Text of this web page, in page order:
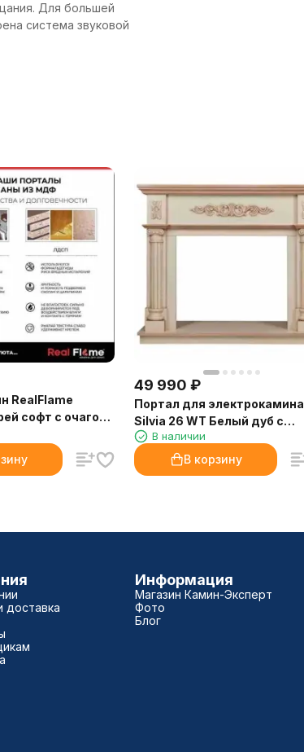
Для большей
система звуковой
RealFlame
софт с очагом
RC
49 990 ₽
Портал для электрокамина
Silvia 26 WT Белый дуб с
бежевой патиной
В наличии
В корзину
доставка
Информация
Магазин Камин-Эксперт
Фото
Блог